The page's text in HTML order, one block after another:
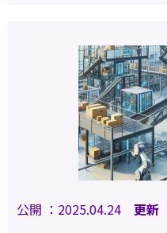
公開 ：2025.04.24 更新